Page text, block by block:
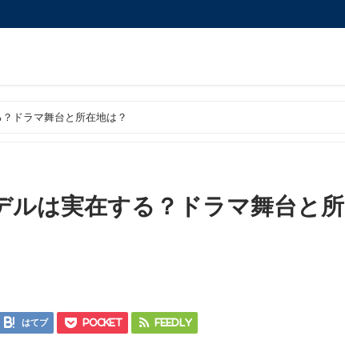
ドラマ舞台と所在地は？
ルは実在する？ドラマ舞台と所
はてブ Pocket Feedly